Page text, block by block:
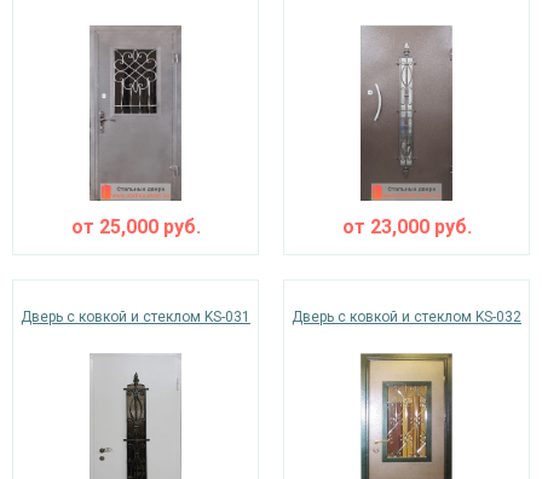
от 25,000руб. от 23,000руб.
Дверь с ковкой и стеклом KS-031 Дверь с ковкой и стеклом KS-032